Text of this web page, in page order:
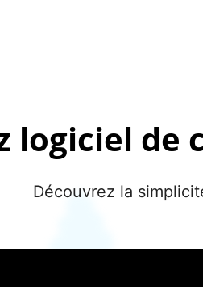
logiciel de
Découvrez la